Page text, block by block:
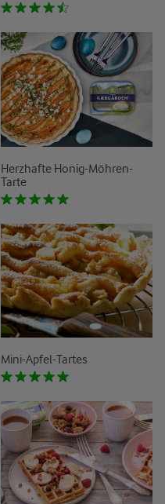
Herzhafte Honig-Möhren-
Tarte
Mini-Apfel-Tartes